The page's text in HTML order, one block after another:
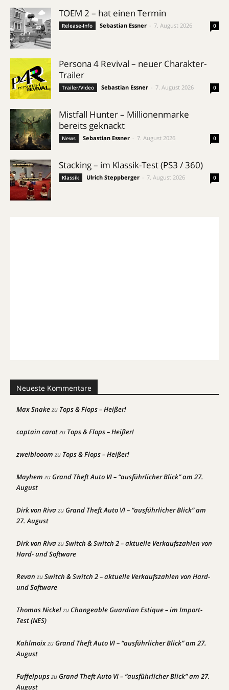
TOEM 2 – hat einen Termin
Release-Info Sebastian Essner 7. August 2026 0
Persona 4 Revival – neuer Charakter-
Trailer
Trailer/Video Sebastian Essner 7. August 2026 0
Mistfall Hunter – Millionenmarke
bereits geknackt
News Sebastian Essner 7. August 2026 0
Stacking – im Klassik-Test (PS3 / 360)
Klassik Ulrich Steppberger 7. August 2026 0
Neueste Kommentare
Max Snakezu Tops & Flops – Heißer!
captain carotzu Tops & Flops – Heißer!
zweiblooom zu Tops & Flops – Heißer!
Mayhem zuGrand Theft Auto VI – “ausführlicher Blick” am 27.
August
Dirk von RivazuGrand Theft Auto VI – “ausführlicher Blick” am
27. August
Dirk von RivazuSwitch & Switch 2 – aktuelle Verkaufszahlen von
Hard- und Software
Revan zuSwitch & Switch 2 – aktuelle Verkaufszahlen von Hard-
und Software
Thomas NickelzuChangeable Guardian Estique – im Import-
Test (NES)
KahlmoixzuGrand Theft Auto VI – “ausführlicher Blick” am 27.
August
FuffelpupszuGrand Theft Auto VI – “ausführlicher Blick” am 27.
August